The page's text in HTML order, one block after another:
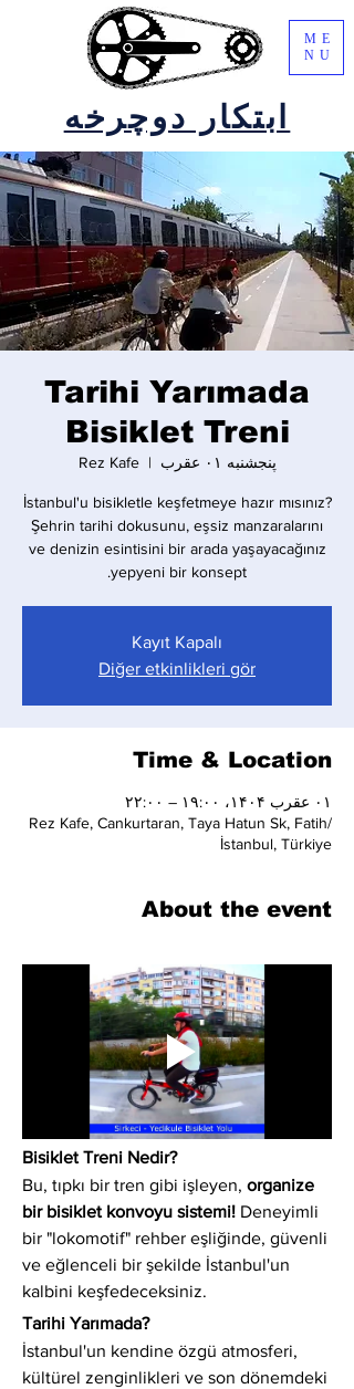
ابتکار دوچرخه
ME
NU
Tarihi Yarımada
Bisiklet Treni
پنجشنبه ۰۱ عقرب
  |
Rez Kafe
İstanbul'u bisikletle keşfetmeye hazır mısınız?
Şehrin tarihi dokusunu, eşsiz manzaralarını
ve denizin esintisini bir arada yaşayacağınız
yepyeni bir konsept.
Kayıt Kapalı
Diğer etkinlikleri gör
Time & Location
۰۱ عقرب ۱۴۰۴، ۱۹:۰۰ – ۲۲:۰۰
Rez Kafe, Cankurtaran, Taya Hatun Sk, Fatih/
İstanbul, Türkiye
About the event
Bisiklet Treni Nedir?
Bu, tıpkı bir tren gibi işleyen, organize
bir bisiklet konvoyu sistemi! Deneyimli
bir "lokomotif" rehber eşliğinde, güvenli
ve eğlenceli bir şekilde İstanbul'un
kalbini keşfedeceksiniz.
Tarihi Yarımada?
İstanbul'un kendine özgü atmosferi,
kültürel zenginlikleri ve son dönemdeki